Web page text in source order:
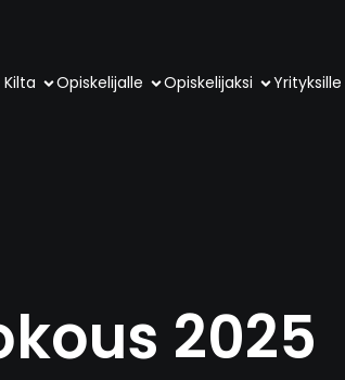
Kilta Opiskelijalle Opiskelijaksi Yrityksille
2025